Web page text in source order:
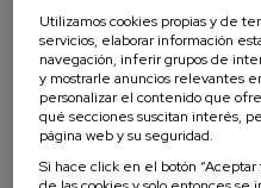
Utilizamos cookies propias y de
servicios, elaborar información
navegación, inferir grupos de
y mostrarle anuncios relevantes
personalizar el contenido que
qué secciones suscitan interés,
página web y su seguridad.
Si hace click en el botón